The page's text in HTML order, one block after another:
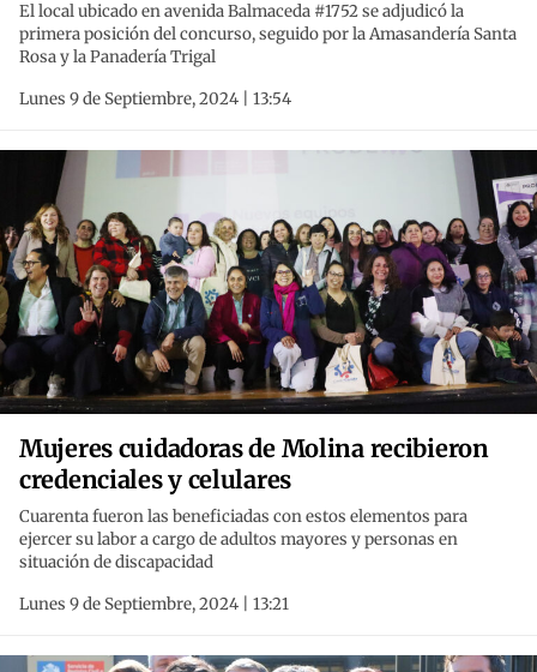
El local ubicado en avenida Balmaceda #1752 se adjudicó la
primera posición del concurso, seguido por la Amasandería Santa
Rosa y la Panadería Trigal
Lunes 9 de Septiembre, 2024 | 13:54
Mujeres cuidadoras de Molina recibieron
credenciales y celulares
Cuarenta fueron las beneficiadas con estos elementos para
ejercer su labor a cargo de adultos mayores y personas en
situación de discapacidad
Lunes 9 de Septiembre, 2024 | 13:21